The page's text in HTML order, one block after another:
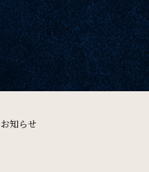
お知らせ